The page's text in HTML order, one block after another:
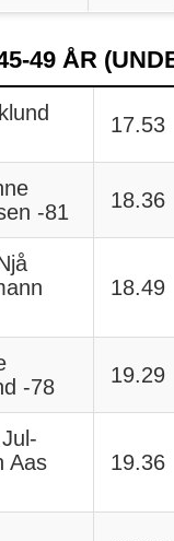
49 ÅR
17.53
-81
18.36
18.49
-78
19.29
Aas
19.36